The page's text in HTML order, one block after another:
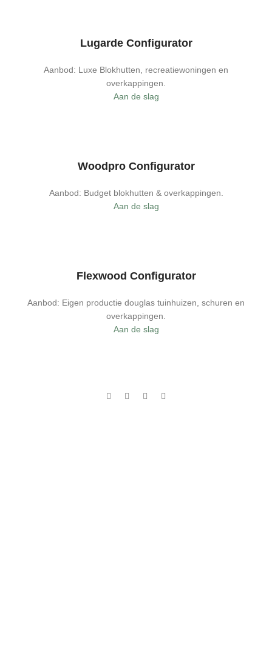
Lugarde Configurator
Aanbod: Luxe Blokhutten, recreatiewoningen en
overkappingen.
Aan de slag
Woodpro Configurator
Aanbod: Budget blokhutten & overkappingen.
Aan de slag
Flexwood Configurator
Aanbod: Eigen productie douglas tuinhuizen, schuren en
overkappingen.
Aan de slag